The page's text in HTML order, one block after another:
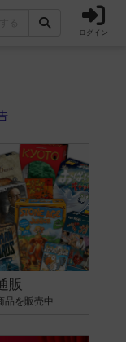
ログイン
販
品を販売中